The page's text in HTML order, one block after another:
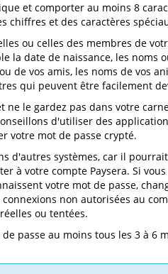
et comporter au moins 8
chiffres et des caractères
ou celles des membres de
la date de naissance, les noms
de vos amis, les noms de vos
qui peuvent être facilement
ne le gardez pas dans votre
d'utiliser des
votre mot de passe crypté.
d'autres systèmes, car il pourrait
à votre compte Paysera. Si vous
votre mot de passe,
non autorisées au
ou tentées.
passe au moins tous les 3 à 6